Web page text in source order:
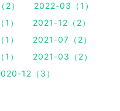
）
2022-03（1）
）
2021-12（2）
）
2021-07（2）
）
2021-03（2）
12（3）